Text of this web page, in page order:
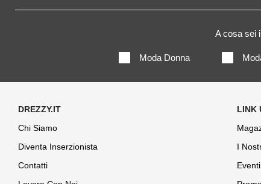
A cosa sei
Moda Donna
Chi Siamo
Diventa Inserzionista
Contatti
I